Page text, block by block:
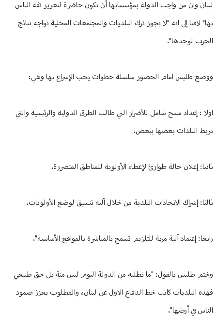
لبنان وان من واجب الدولة بمؤسساتها أن تكون حاضرة لتعزيز ثقة الناس
بها" لافتا إلى انه "لا يجوز ترك البلديات والمجتمعات المحلية تواجه نتائج
الحرب لوحدها".
ووضع طليس امام الحضور سلسلة خطوات يجب الإسراع بها وهي:
اولا : إعداد مسح شامل للأضرار التي طالت الطرق الدولية والرئيسية والتي
تربط البلدات بعضها ببعض.
ثانيا: إعلان حالة طوارئ لإعطاء الأولوية للمناطق المتضررة.
ثالثا: إشراك الاتحادات البلدية من خلال آلية تنسيق لوضع الأولويات.
رابعا: إعتماد آلية مرنة للتلزيم تسمح بالمباشرة بالمواقع الأساسية".
وختم طليس بالقول: "ما نطلبه من الدولة اليوم ليس منة بل حق طبيعي
فهذه البلديات كانت خط الدفاع الاول عن لبنان، والمطلوب يعزز صمود
الناس في أرضها".